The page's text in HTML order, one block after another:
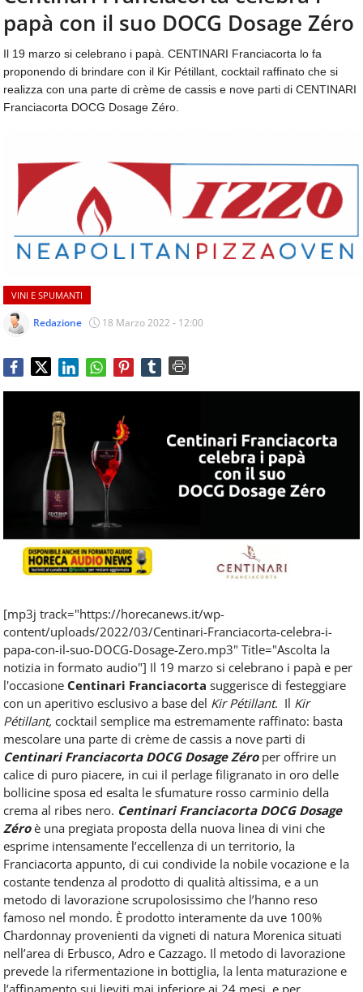
aggiornamenti
quotidiani
temi
come
ospitalità,
ristorazione,
beverage,
catering
e
articoli
sul
mondo
dei
consumi
fuoricasa,
Food
novità
comparto
Horeca.
CONTATTI
papà con il suo DOCG Dosage Zéro
Il 19 marzo si celebrano i papà. CENTINARI Franciacorta lo fa
proponendo di brindare con il Kir Pétillant, cocktail raffinato che si
realizza con una parte di crème de cassis e nove parti di CENTINARI
Franciacorta DOCG Dosage Zéro.
VINI E SPUMANTI
Redazione 18 Marzo 2022 - 12:00
[mp3j track="https://horecanews.it/wp-
content/uploads/2022/03/Centinari-Franciacorta-celebra-i-
papa-con-il-suo-DOCG-Dosage-Zero.mp3" Title="Ascolta la
notizia in formato audio"] Il 19 marzo si celebrano i papà e per
l'occasione Centinari Franciacorta suggerisce di festeggiare
con un aperitivo esclusivo a base del Kir Pétillant. Il Kir
Pétillant, cocktail semplice ma estremamente raffinato: basta
mescolare una parte di crème de cassis a nove parti di
Centinari Franciacorta DOCG Dosage Zéroper offrire un
calice di puro piacere, in cui il perlage filigranato in oro delle
bollicine sposa ed esalta le sfumature rosso carminio della
crema al ribes nero. Centinari Franciacorta DOCG Dosage
Zéroè una pregiata proposta della nuova linea di vini che
esprime intensamente l’eccellenza di un territorio, la
Franciacorta appunto, di cui condivide la nobile vocazione e la
costante tendenza al prodotto di qualità altissima, e a un
metodo di lavorazione scrupolosissimo che l’hanno reso
famoso nel mondo. È prodotto interamente da uve 100%
Chardonnay provenienti da vigneti di natura Morenica situati
nell’area di Erbusco, Adro e Cazzago. Il metodo di lavorazione
prevede la rifermentazione in bottiglia, la lenta maturazione e